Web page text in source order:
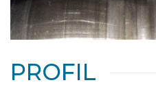
PROFIL